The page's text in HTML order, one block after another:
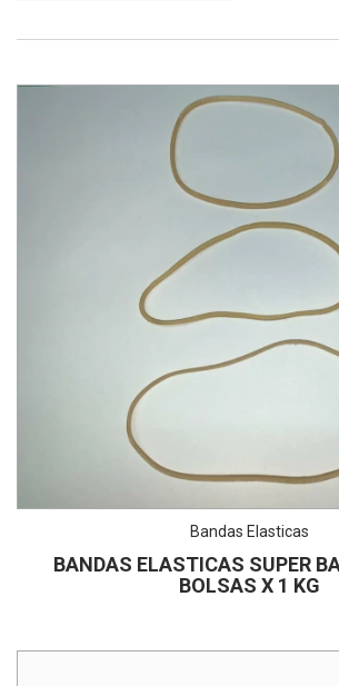
Bandas Elasticas
BANDAS ELASTICAS SUPER
BOLSAS X 1 KG